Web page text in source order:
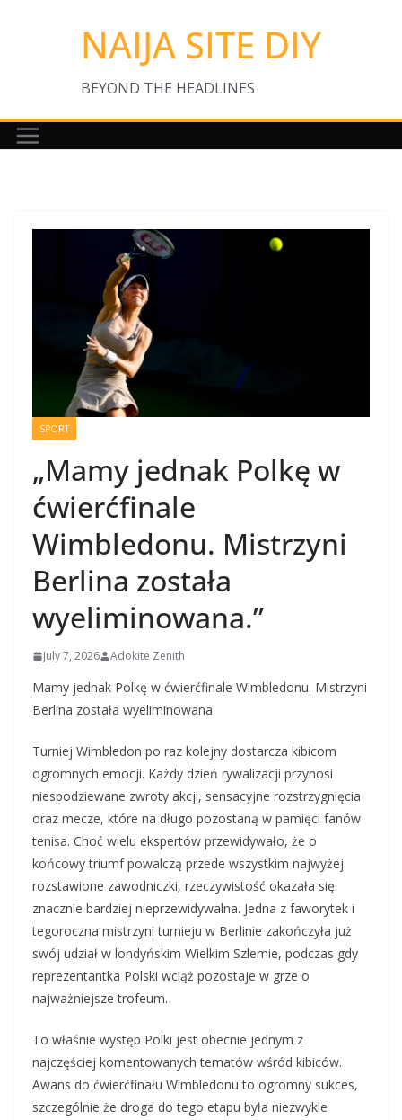
NAIJA SITE DIY
BEYOND THE HEADLINES
SPORT
„Mamy jednak Polkę w
ćwierćfinale
Wimbledonu. Mistrzyni
Berlina została
wyeliminowana.”
July 7, 2026 Adokite Zenith
Mamy jednak Polkę w ćwierćfinale Wimbledonu. Mistrzyni
Berlina została wyeliminowana
Turniej Wimbledon po raz kolejny dostarcza kibicom
ogromnych emocji. Każdy dzień rywalizacji przynosi
niespodziewane zwroty akcji, sensacyjne rozstrzygnięcia
oraz mecze, które na długo pozostaną w pamięci fanów
tenisa. Choć wielu ekspertów przewidywało, że o
końcowy triumf powalczą przede wszystkim najwyżej
rozstawione zawodniczki, rzeczywistość okazała się
znacznie bardziej nieprzewidywalna. Jedna z faworytek i
tegoroczna mistrzyni turnieju w Berlinie zakończyła już
swój udział w londyńskim Wielkim Szlemie, podczas gdy
reprezentantka Polski wciąż pozostaje w grze o
najważniejsze trofeum.
To właśnie występ Polki jest obecnie jednym z
najczęściej komentowanych tematów wśród kibiców.
Awans do ćwierćfinału Wimbledonu to ogromny sukces,
szczególnie że droga do tego etapu była niezwykle